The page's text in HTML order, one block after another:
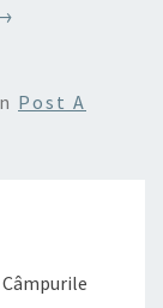
Post A
Câmpurile